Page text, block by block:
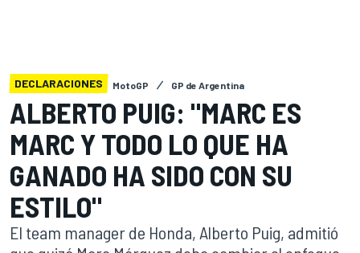
DECLARACIONES MotoGP GP de Argentina
ALBERTO PUIG: "MARC ES
MARC Y TODO LO QUE HA
GANADO HA SIDO CON SU
ESTILO"
El team manager de Honda, Alberto Puig, admitió